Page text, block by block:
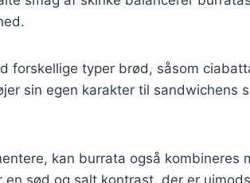
forskellige typer brød, såsom
sin egen karakter til sandwichens
kan burrata også kombineres
sød og salt kontrast, der er